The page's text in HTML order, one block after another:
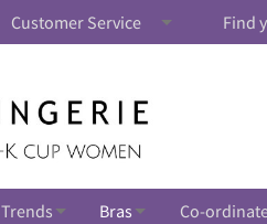
Customer Service Find
Trends Bras Co-